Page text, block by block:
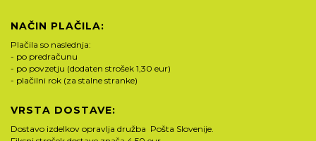
NAČIN PLAČILA:
Plačila so naslednja:
- po predračunu
- po povzetju (dodaten strošek 1,30 eur)
- plačilni rok (za stalne stranke)
VRSTA DOSTAVE:
Dostavo izdelkov opravlja družba Pošta Slovenije.